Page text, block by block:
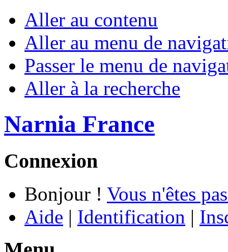
Aller au contenu
Aller au menu de
Passer le menu de
Aller à la recherche
Narnia France
Connexion
Bonjour ! Vous n'êtes
Aide | Identification |